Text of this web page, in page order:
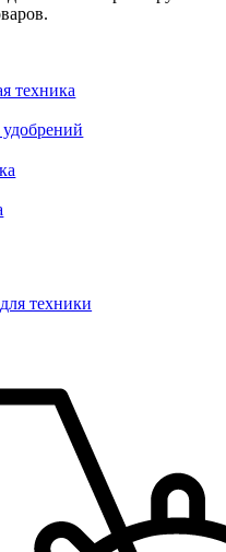
техника
удобрений
техники